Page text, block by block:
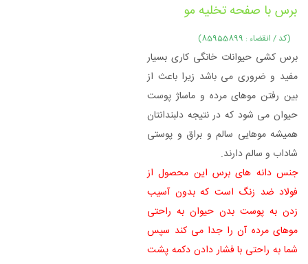
برس با صفحه تخلیه مو
(کد / انقضاء : 85955899)
برس کشی حیوانات خانگی کاری بسیار
مفید و ضروری می باشد زیرا باعث از
بین رفتن موهای مرده و ماساژ پوست
حیوان می شود که در نتیجه دلبندانتان
همیشه موهایی سالم و براق و پوستی
شاداب و سالم دارند.
جنس دانه های برس این محصول از
فولاد ضد زنگ است که بدون آسیب
زدن به پوست بدن حیوان به راحتی
موهای مرده آن را جدا می کند سپس
شما به راحتی با فشار دادن دکمه پشت